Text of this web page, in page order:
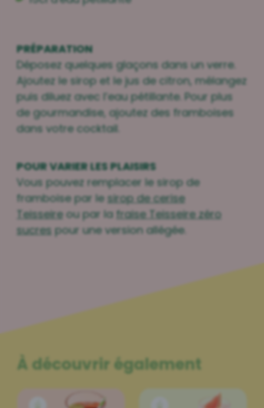
PRÉPARATION
Déposez quelques glaçons dans un verre.
Ajoutez le sirop et le jus de citron, mélangez
puis diluez avec l’eau pétillante. Pour plus
de gourmandise, ajoutez des framboises
dans votre cocktail.
POUR VARIER LES PLAISIRS
Vous pouvez remplacer le sirop de
framboise par le sirop de cerise
Teisseire ou par la
fraise Teisseire zéro
sucres pour une version allégée.
À découvrir également